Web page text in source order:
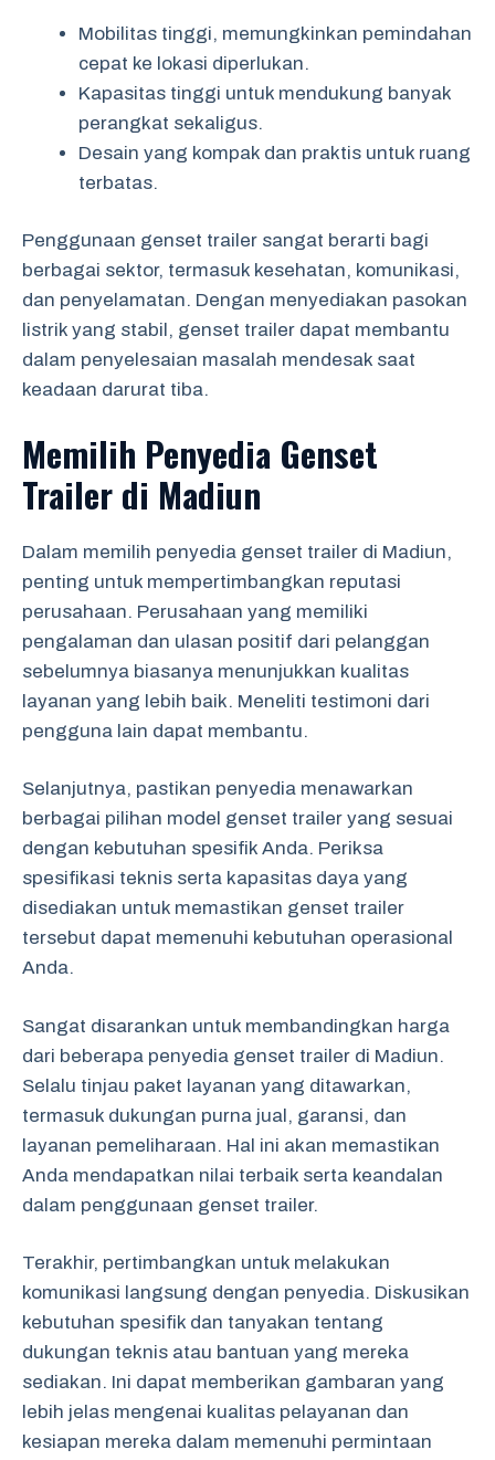
Mobilitas tinggi, memungkinkan pemindahan
cepat ke lokasi diperlukan.
Kapasitas tinggi untuk mendukung banyak
perangkat sekaligus.
Desain yang kompak dan praktis untuk ruang
terbatas.
Penggunaan genset trailer sangat berarti bagi
berbagai sektor, termasuk kesehatan, komunikasi,
dan penyelamatan. Dengan menyediakan pasokan
listrik yang stabil, genset trailer dapat membantu
dalam penyelesaian masalah mendesak saat
keadaan darurat tiba.
Memilih Penyedia Genset
Trailer di Madiun
Dalam memilih penyedia genset trailer di Madiun,
penting untuk mempertimbangkan reputasi
perusahaan. Perusahaan yang memiliki
pengalaman dan ulasan positif dari pelanggan
sebelumnya biasanya menunjukkan kualitas
layanan yang lebih baik. Meneliti testimoni dari
pengguna lain dapat membantu.
Selanjutnya, pastikan penyedia menawarkan
berbagai pilihan model genset trailer yang sesuai
dengan kebutuhan spesifik Anda. Periksa
spesifikasi teknis serta kapasitas daya yang
disediakan untuk memastikan genset trailer
tersebut dapat memenuhi kebutuhan operasional
Anda.
Sangat disarankan untuk membandingkan harga
dari beberapa penyedia genset trailer di Madiun.
Selalu tinjau paket layanan yang ditawarkan,
termasuk dukungan purna jual, garansi, dan
layanan pemeliharaan. Hal ini akan memastikan
Anda mendapatkan nilai terbaik serta keandalan
dalam penggunaan genset trailer.
Terakhir, pertimbangkan untuk melakukan
komunikasi langsung dengan penyedia. Diskusikan
kebutuhan spesifik dan tanyakan tentang
dukungan teknis atau bantuan yang mereka
sediakan. Ini dapat memberikan gambaran yang
lebih jelas mengenai kualitas pelayanan dan
kesiapan mereka dalam memenuhi permintaan